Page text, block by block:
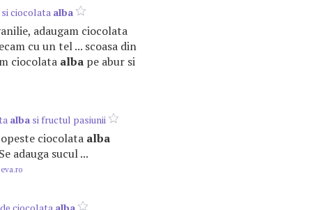
ciocolata alba
adaugam ciocolata
cu un tel ... scoasa din
ciocolata alba pe abur si
alba si fructul pasiunii
ciocolata alba
adauga sucul ...